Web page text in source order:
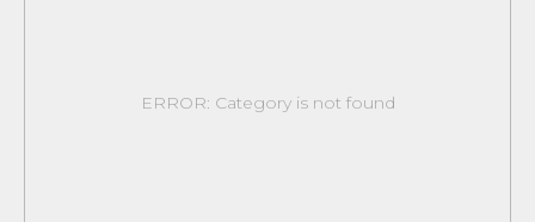
ERROR: Category is not found